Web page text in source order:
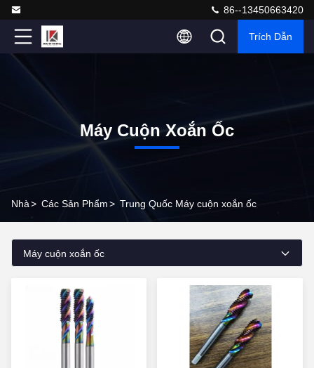
86--13450663420
Trích Dẫn
Máy Cuộn Xoắn Ốc
Nhà> Các Sản Phẩm> Trung Quốc Máy cuộn xoắn ốc
Máy cuộn xoắn ốc